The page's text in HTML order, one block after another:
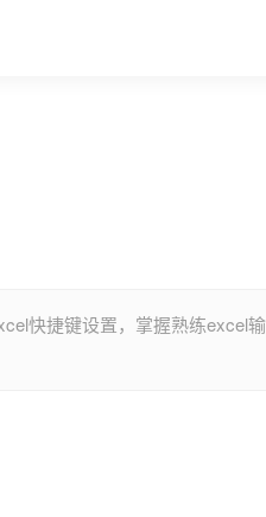
快捷键设置，掌握熟练excel输